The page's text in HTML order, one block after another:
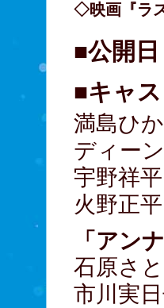
◇映画『ラ
■公開
■キャス
満島ひ
ディー
宇野祥
火野正
「アン
石原さ
市川実